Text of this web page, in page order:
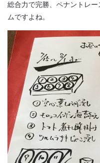
総合力で完勝、ペナントレ
ムですよね。